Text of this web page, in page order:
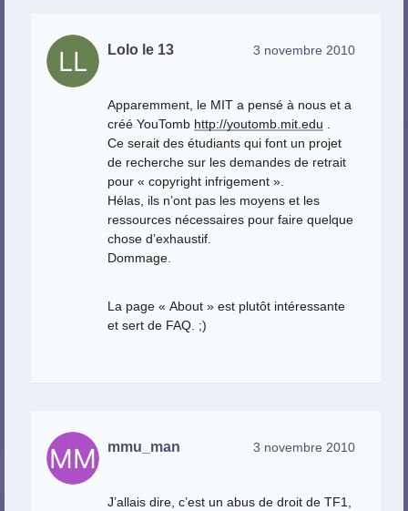
Lolo le 13 3 novembre 2010
Apparemment, le MIT a pensé à nous et a
créé YouTomb http://youtomb.mit.edu
Ce serait des étudiants qui font un projet
de recherche sur les demandes de retrait
pour « copyright infrigement ».
Hélas, ils n’ont pas les moyens et les
ressources nécessaires pour faire quelque
chose d’exhaustif.
Dommage.
La page « About » est plutôt intéressante
et sert de FAQ. ;)
mmu_man 3 novembre 2010
J’allais dire, c’est un abus de droit de TF1,